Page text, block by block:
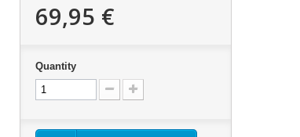
69,95 €
Quantity